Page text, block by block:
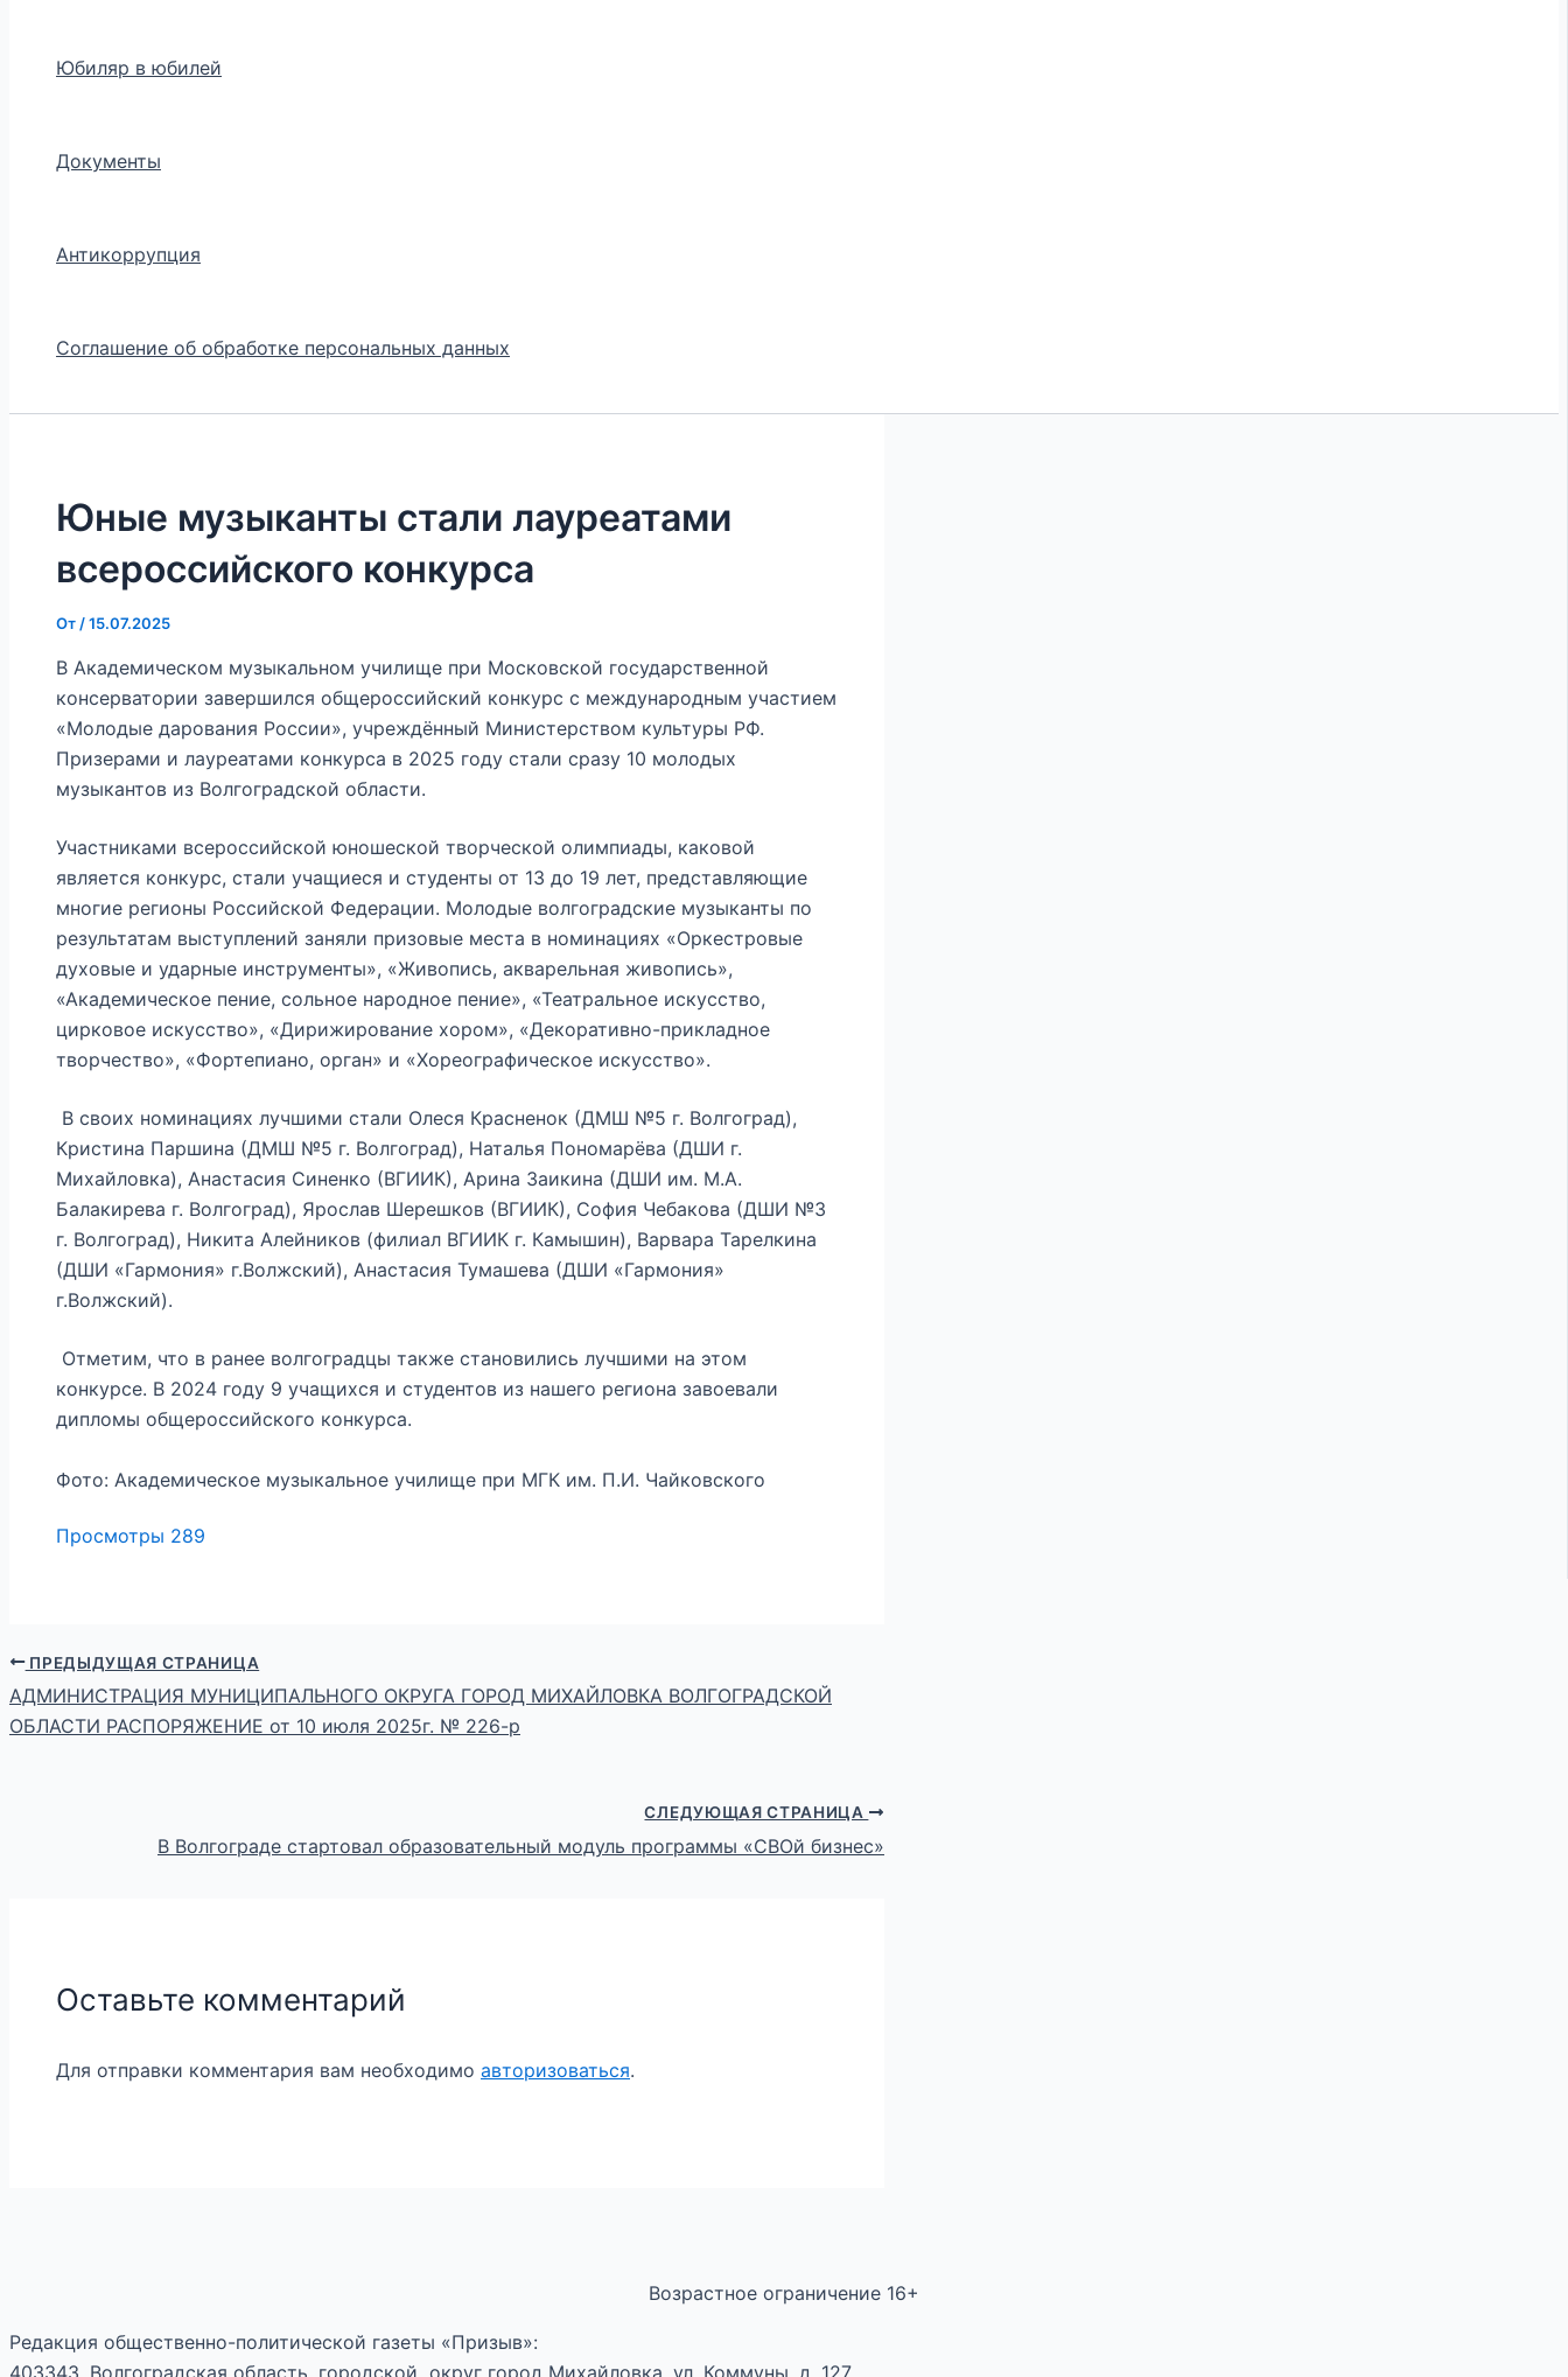
Юбиляр в юбилей
Документы
Антикоррупция
Соглашение об обработке персональных данных
Юные музыканты стали лауреатами
всероссийского конкурса
От /15.07.2025
В Академическом музыкальном училище при Московской государственной
консерватории завершился общероссийский конкурс с международным участием
«Молодые дарования России», учреждённый Министерством культуры РФ.
Призерами и лауреатами конкурса в 2025 году стали сразу 10 молодых
музыкантов из Волгоградской области.
Участниками всероссийской юношеской творческой олимпиады, каковой
является конкурс, стали учащиеся и студенты от 13 до 19 лет, представляющие
многие регионы Российской Федерации. Молодые волгоградские музыканты по
результатам выступлений заняли призовые места в номинациях «Оркестровые
духовые и ударные инструменты», «Живопись, акварельная живопись»,
«Академическое пение, сольное народное пение», «Театральное искусство,
цирковое искусство», «Дирижирование хором», «Декоративно-прикладное
творчество», «Фортепиано, орган» и «Хореографическое искусство».
В своих номинациях лучшими стали Олеся Красненок (ДМШ №5 г. Волгоград),
Кристина Паршина (ДМШ №5 г. Волгоград), Наталья Пономарёва (ДШИ г.
Михайловка), Анастасия Синенко (ВГИИК), Арина Заикина (ДШИ им. М.А.
Балакирева г. Волгоград), Ярослав Шерешков (ВГИИК), София Чебакова (ДШИ №3
г. Волгоград), Никита Алейников (филиал ВГИИК г. Камышин), Варвара Тарелкина
(ДШИ «Гармония» г.Волжский), Анастасия Тумашева (ДШИ «Гармония»
г.Волжский).
Отметим, что в ранее волгоградцы также становились лучшими на этом
конкурсе. В 2024 году 9 учащихся и студентов из нашего региона завоевали
дипломы общероссийского конкурса.
Фото: Академическое музыкальное училище при МГК им. П.И. Чайковского
Просмотры 289
ПРЕДЫДУЩАЯ СТРАНИЦА
АДМИНИСТРАЦИЯ МУНИЦИПАЛЬНОГО ОКРУГА ГОРОД МИХАЙЛОВКА ВОЛГОГРАДСКОЙ
ОБЛАСТИ РАСПОРЯЖЕНИЕ от 10 июля 2025г. № 226-р
СЛЕДУЮЩАЯ СТРАНИЦА
В Волгограде стартовал образовательный модуль программы «СВОй бизнес»
Оставьте комментарий
Для отправки комментария вам необходимо авторизоваться.
Возрастное ограничение 16+
Редакция общественно-политической газеты «Призыв»:
403343, Волгоградская область, городской округ город Михайловка, ул. Коммуны, д. 127